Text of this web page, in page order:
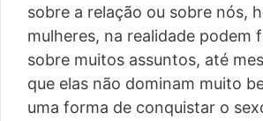
sobre a relação ou sobre nós,
mulheres, na realidade podem
sobre muitos assuntos, até
que elas não dominam muito
uma forma de conquistar o